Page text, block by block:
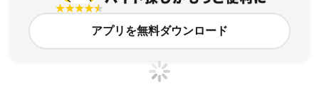
アプリを無料ダウンロード